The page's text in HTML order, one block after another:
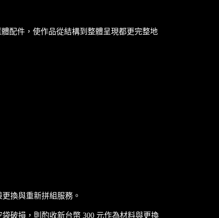
配件，使作品從結構到整體呈現都更完整地
換與重新拼組服務。
破損，則酌收新台幣 300 元作為材料與更換